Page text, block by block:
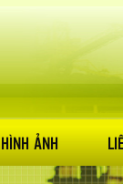
HÌNH ẢNH